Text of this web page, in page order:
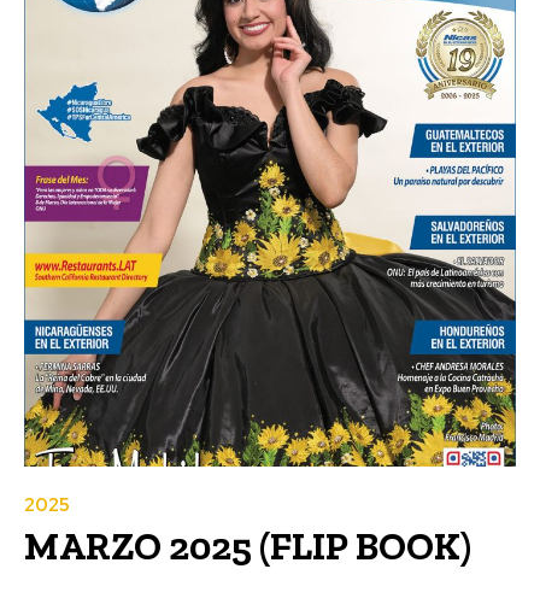
2025
MARZO 2025 (FLIP BOOK)